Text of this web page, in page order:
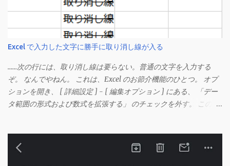
Excel で入力した文字に勝手に取り消し線が入る
……次の行には、取り消し線は要らない。普通の文字を入力する
ぞ。 なんでやねん。 これは、Excel のお節介機能のひとつ。 オプ
ションを開き、 [ 詳細設定 ] - [ 編集オプション ] にある、 「デー
タ範囲の形式および数式を拡張する」 のチェックを外す。 この機
うです。 このオプションを解除して、他のセル（取り消し線の書
式がないセル）をコピーしてから、もう一度入力してみます。 今